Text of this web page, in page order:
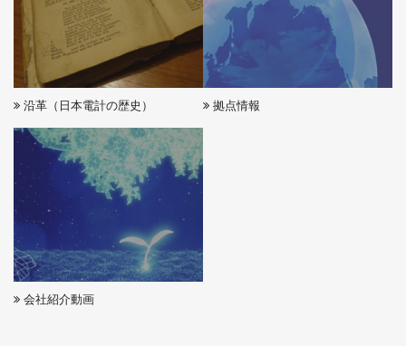
れる未来像 配布資料ダウンロード
くるまの最先端技術セミナー2019 配布資料ダウンロード
商品検索
校正業務
Global Home
English
沿革（日本電計の歴史） 拠点情報
会社紹介動画